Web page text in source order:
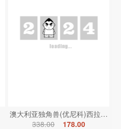
澳大利亚独角兽(优尼科)西拉红葡
338.00
178.00